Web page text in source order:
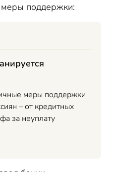
меры поддержки:
меры поддержки
– от кредитных
за неуплату